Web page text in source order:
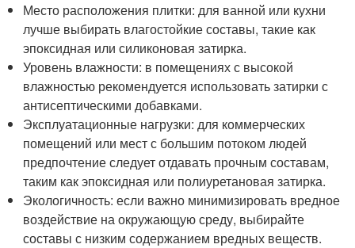
Место расположения плитки: для ванной или кухни
лучше выбирать влагостойкие составы, такие как
эпоксидная или силиконовая затирка.
Уровень влажности: в помещениях с высокой
влажностью рекомендуется использовать затирки с
антисептическими добавками.
Эксплуатационные нагрузки: для коммерческих
помещений или мест с большим потоком людей
предпочтение следует отдавать прочным составам,
таким как эпоксидная или полиуретановая затирка.
Экологичность: если важно минимизировать вредное
воздействие на окружающую среду, выбирайте
составы с низким содержанием вредных веществ.